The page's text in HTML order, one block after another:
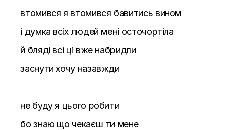
втомився я втомився бавитись вином
і думка всіх людей мені осточортіла
й бляді всі ці вже набридли
заснути хочу назавжди
не буду я цього робити
бо знаю що чекаєш ти мене